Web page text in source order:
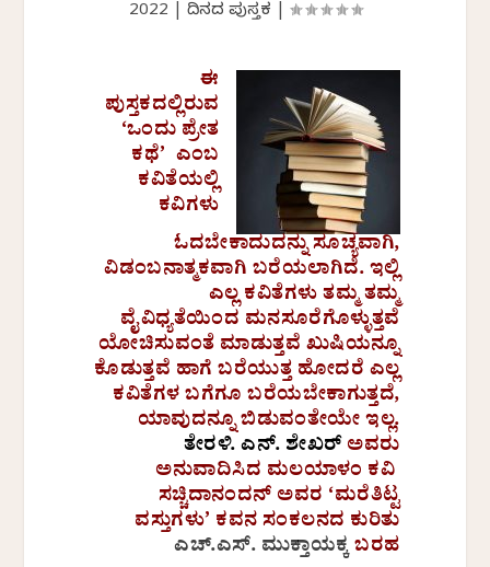
2022
ದಿನದ ಪುಸ್ತಕ
ಈ
ಪುಸ್ತಕದಲ್ಲಿರುವ
‘ಒಂದು ಪ್ರೇತ
ಕಥೆ’ ಎಂಬ
ಕವಿತೆಯಲ್ಲಿ
ಕವಿಗಳು
ಓದಬೇಕಾದುದನ್ನು ಸೂಚ್ಯವಾಗಿ,
ವಿಡಂಬನಾತ್ಮಕವಾಗಿ ಬರೆಯಲಾಗಿದೆ. ಇಲ್ಲಿ
ಎಲ್ಲ ಕವಿತೆಗಳು ತಮ್ಮ ತಮ್ಮ
ವೈವಿಧ್ಯತೆಯಿಂದ ಮನಸೂರೆಗೊಳ್ಳುತ್ತವೆ
ಯೋಚಿಸುವಂತೆ ಮಾಡುತ್ತವೆ ಖುಷಿಯನ್ನೂ
ಕೊಡುತ್ತವೆ ಹಾಗೆ ಬರೆಯುತ್ತ ಹೋದರೆ ಎಲ್ಲ
ಕವಿತೆಗಳ ಬಗೆಗೂ ಬರೆಯಬೇಕಾಗುತ್ತದೆ,
ಯಾವುದನ್ನೂ ಬಿಡುವಂತೇಯೇ ಇಲ್ಲ.
ತೇರಳಿ. ಎನ್. ಶೇಖರ್ಅವರು
ಅನುವಾದಿಸಿದ ಮಲಯಾಳಂ ಕವಿ
ಸಚ್ಚಿದಾನಂದನ್ ಅವರ ‘ಮರೆತಿಟ್ಟ
ವಸ್ತುಗಳು’ ಕವನ ಸಂಕಲನದ ಕುರಿತು
ಎಚ್.ಎಸ್. ಮುಕ್ತಾಯಕ್ಕಬರಹ